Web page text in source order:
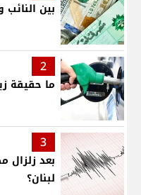
بين
2
ما حقيقة
3
بعد
لبنان؟